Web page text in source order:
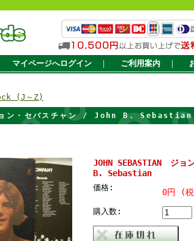
マイページへログイン ｜ ご利用案内 ｜
(J～Z)
ン・セバスチャン / John B. Sebastian
JOHN SEBASTIAN ジ
B. Sebastian
価格: 0円 (
購入数: